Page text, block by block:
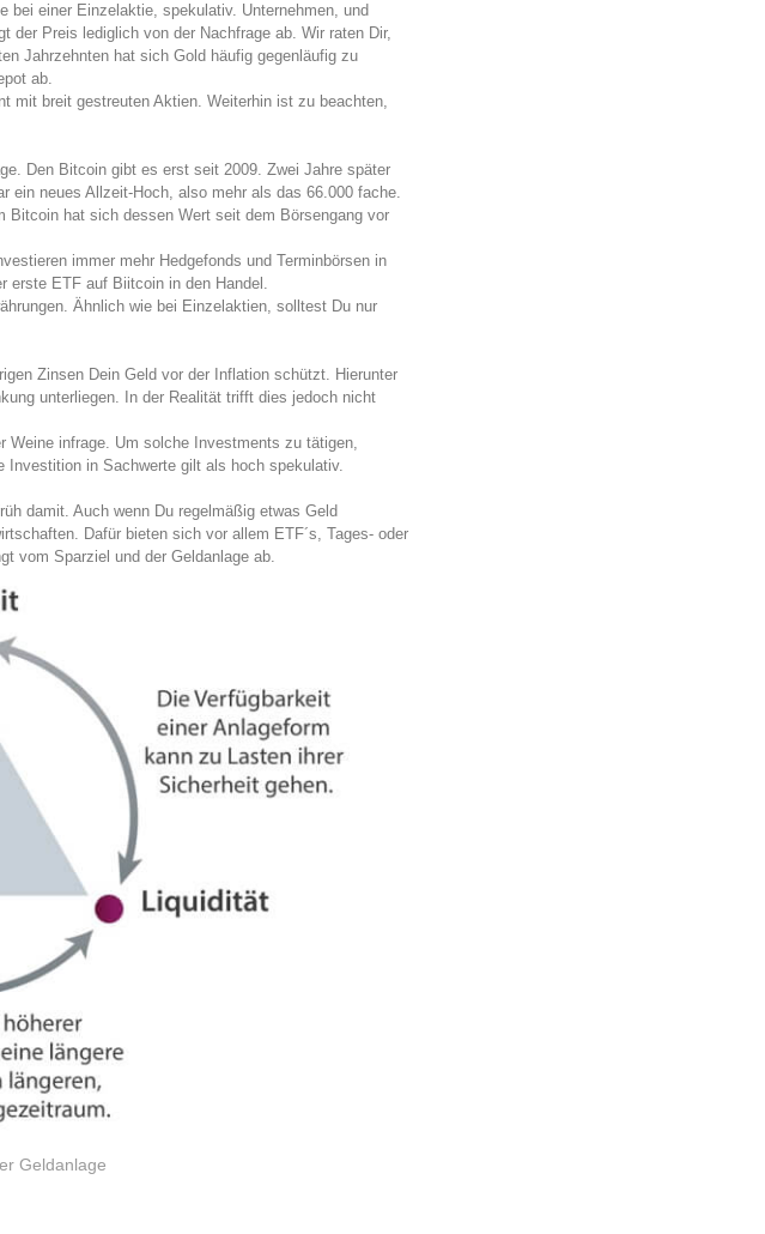
einer Einzelaktie, spekulativ. Unternehmen, und
der Preis lediglich von der Nachfrage ab. Wir raten Dir,
Jahrzehnten hat sich Gold häufig gegenläufig zu
ab.
mit breit gestreuten Aktien. Weiterhin ist zu beachten,
Den Bitcoin gibt es erst seit 2009. Zwei Jahre später
ein neues Allzeit-Hoch, also mehr als das 66.000 fache.
Bitcoin hat sich dessen Wert seit dem Börsengang vor
immer mehr Hedgefonds und Terminbörsen in
erste ETF auf Biitcoin in den Handel.
Ähnlich wie bei Einzelaktien, solltest Du nur
Zinsen Dein Geld vor der Inflation schützt. Hierunter
unterliegen. In der Realität trifft dies jedoch nicht
infrage. Um solche Investments zu tätigen,
in Sachwerte gilt als hoch spekulativ.
damit. Auch wenn Du regelmäßig etwas Geld
Dafür bieten sich vor allem ETF´s, Tages- oder
vom Sparziel und der Geldanlage ab.
Geldanlage